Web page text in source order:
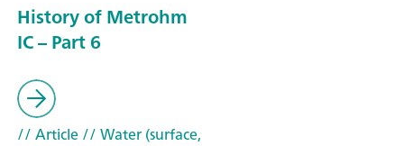
History of Metrohm
IC – Part 6
// Article// Water (surface,